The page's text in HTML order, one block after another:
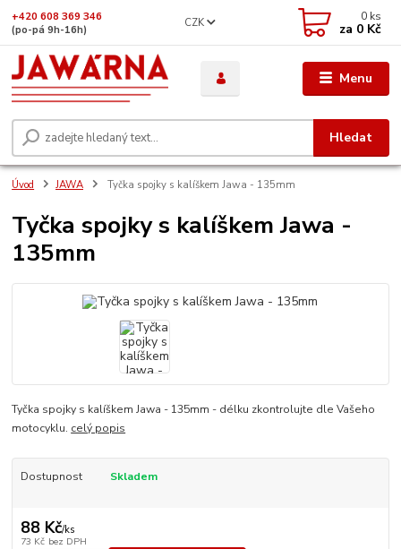
Menu
CZK
Hledat
+420 608 369 346
(po-pá 9h-16h)
0 ks
za 0 Kč
Úvod JAWA Tyčka spojky s kalíškem Jawa - 135mm
Tyčka spojky s kalíškem Jawa -
135mm
Tyčka spojky s kalíškem Jawa - 135mm - délku zkontrolujte dle Vašeho
motocyklu. celý popis
Dostupnost Skladem
88 Kč/ks
73 Kč bez DPH